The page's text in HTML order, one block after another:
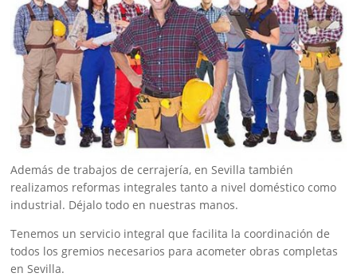
Además de trabajos de cerrajería, en Sevilla también
realizamos reformas integrales tanto a nivel doméstico como
industrial. Déjalo todo en nuestras manos.
Tenemos un servicio integral que facilita la coordinación de
todos los gremios necesarios para acometer obras completas
en Sevilla.